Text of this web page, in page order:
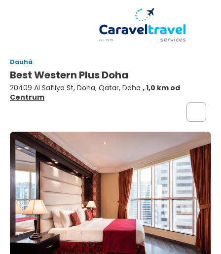
Dauhá
Best Western Plus Doha
20409 Al Safliya St, Doha, Qatar, Doha , 1,0 km od
Centrum